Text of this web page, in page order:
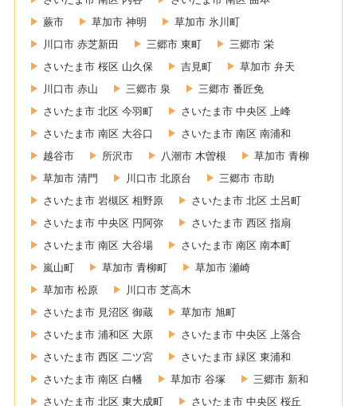
蕨市
草加市 神明
草加市 氷川町
川口市 赤芝新田
三郷市 東町
三郷市 栄
さいたま市 桜区 山久保
吉見町
草加市 弁天
川口市 赤山
三郷市 泉
三郷市 番匠免
さいたま市 北区 今羽町
さいたま市 中央区 上峰
さいたま市 南区 大谷口
さいたま市 南区 南浦和
越谷市
所沢市 八潮市 木曽根
草加市 青柳
草加市 清門
川口市 北原台
三郷市 市助
さいたま市 岩槻区 相野原
さいたま市 北区 土呂町
さいたま市 中央区 円阿弥
さいたま市 西区 指扇
さいたま市 南区 大谷場
さいたま市 南区 南本町
嵐山町
草加市 青柳町
草加市 瀬崎
草加市 松原
川口市 芝高木
さいたま市 見沼区 御蔵
草加市 旭町
さいたま市 浦和区 大原
さいたま市 中央区 上落合
さいたま市 西区 二ツ宮
さいたま市 緑区 東浦和
さいたま市 南区 白幡
草加市 谷塚
三郷市 新和
さいたま市 北区 東大成町
さいたま市 中央区 桜丘